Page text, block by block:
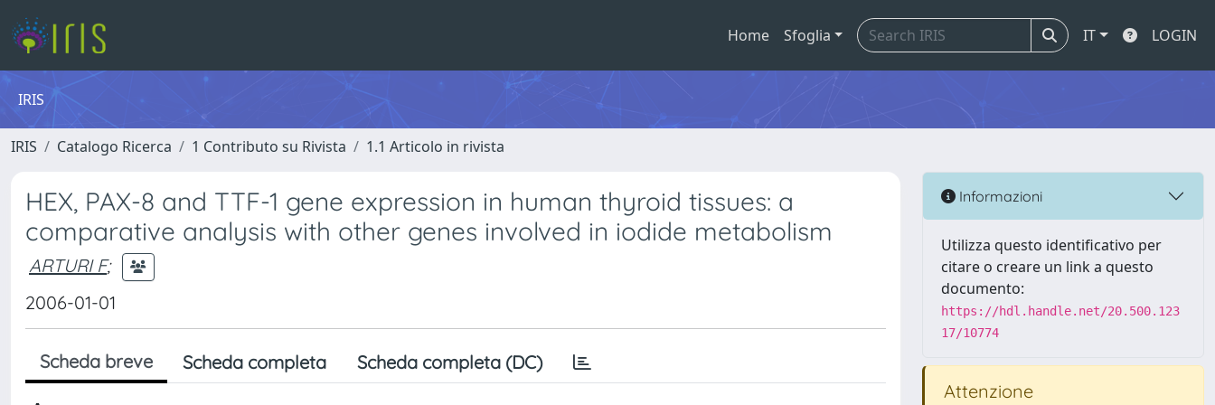
Home Sfoglia IT LOGIN
IRIS
IRIS Catalogo Ricerca 1 Contributo su Rivista 1.1 Articolo in rivista
HEX, PAX-8 and TTF-1 gene expression in human thyroid tissues: a
comparative analysis with other genes involved in iodide metabolism
ARTURI F;
2006-01-01
Scheda breve Scheda completa Scheda completa (DC)
Informazioni
Utilizza questo identificativo per
citare o creare un link a questo
documento:
https://hdl.handle.net/20.500.123
17/10774
Attenzione